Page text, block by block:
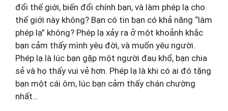
đổi thế giới, biến đổi chính bạn, và làm phép lạ cho
thế giới này không? Bạn có tin bạn có khả năng “làm
phép lạ” không? Phép lạ xảy ra ở một khoảnh khắc
bạn cảm thấy mình yêu đời, và muốn yêu người.
Phép lạ là lúc bạn gặp một người đau khổ, bạn chia
sẻ và họ thấy vui vẻ hơn. Phép lạ là khi có ai đó tặng
bạn một cái ôm, lúc bạn cảm thấy chán chường
nhất…